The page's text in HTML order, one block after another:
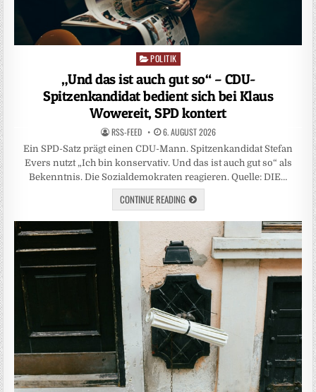
Posted
POLITIK
„Und das ist auch gut so“ – CDU-
Spitzenkandidat bedient sich bei Klaus
Wowereit, SPD kontert
RSS-FEED 6. AUGUST 2026
Ein SPD-Satz prägt einen CDU-Mann. Spitzenkandidat Stefan
Evers nutzt „Ich bin konservativ. Und das ist auch gut so“ als
Bekenntnis. Die Sozialdemokraten reagieren. Quelle: DIE…
CONTINUE READING